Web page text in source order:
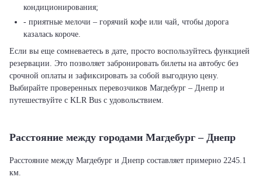
кондиционирования;
- приятные мелочи – горячий кофе или чай, чтобы дорога
казалась короче.
Если вы еще сомневаетесь в дате, просто воспользуйтесь функцией
резервации. Это позволяет забронировать билеты на автобус без
срочной оплаты и зафиксировать за собой выгодную цену.
Выбирайте проверенных перевозчиков Магдебург – Днепр и
путешествуйте с KLR Bus с удовольствием.
Расстояние между городами Магдебург – Днепр
Расстояние между Магдебург и Днепр составляет примерно 2245.1
км.